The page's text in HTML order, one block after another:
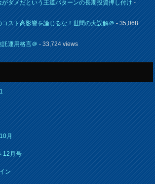
ダメだという王道パターンの長期投資押し付け-
スト高影響を論じるな！世間の大誤解＠- 35,068
託運用格言＠- 33,724 views
月
12月号
ン